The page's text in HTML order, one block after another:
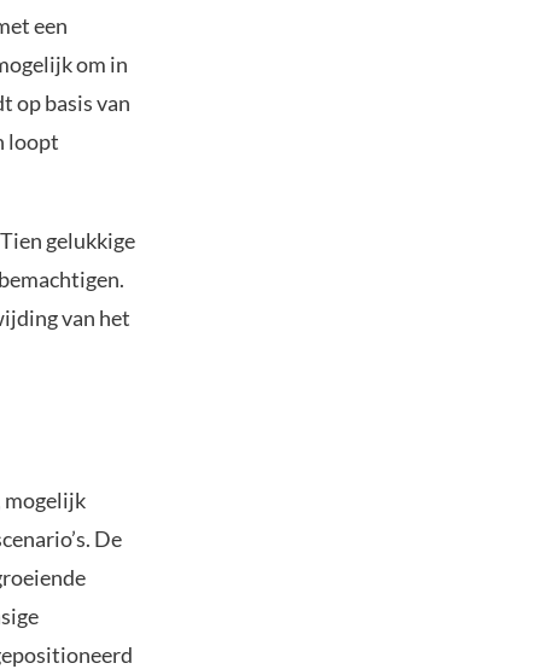
een
om in
op basis van
loopt
gelukkige
van het
mogelijk
De